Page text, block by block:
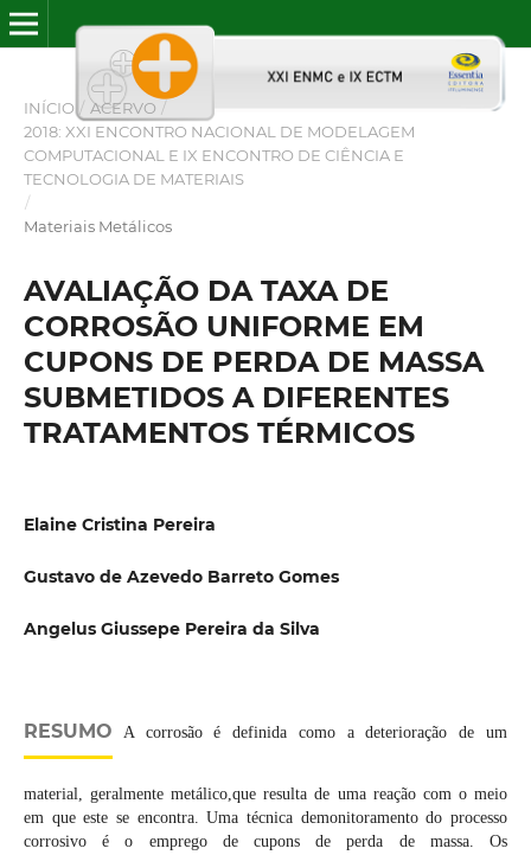
INÍCIO / ACERVO /
2018: XXI ENCONTRO NACIONAL DE MODELAGEM
COMPUTACIONAL E IX ENCONTRO DE CIÊNCIA E
TECNOLOGIA DE MATERIAIS
/
Materiais Metálicos
AVALIAÇÃO DA TAXA DE
CORROSÃO UNIFORME EM
CUPONS DE PERDA DE MASSA
SUBMETIDOS A DIFERENTES
TRATAMENTOS TÉRMICOS
Elaine Cristina Pereira
Gustavo de Azevedo Barreto Gomes
Angelus Giussepe Pereira da Silva
RESUMO A corrosão é definida como a deterioração de um
material, geralmente metálico,que resulta de uma reação com o meio
em que este se encontra. Uma técnica demonitoramento do processo
corrosivo é o emprego de cupons de perda de massa. Os